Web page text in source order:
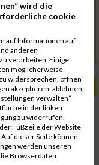
wird die
cookie
auf Informationen auf
anderen
verarbeiten. Einige
möglicherweise
widersprechen, öffnen
akzeptieren, ablehnen
verwalten“
in der linken
zu widerrufen,
Fußzeile der Website
dieser Seite können
werden unseren
Browserdaten.